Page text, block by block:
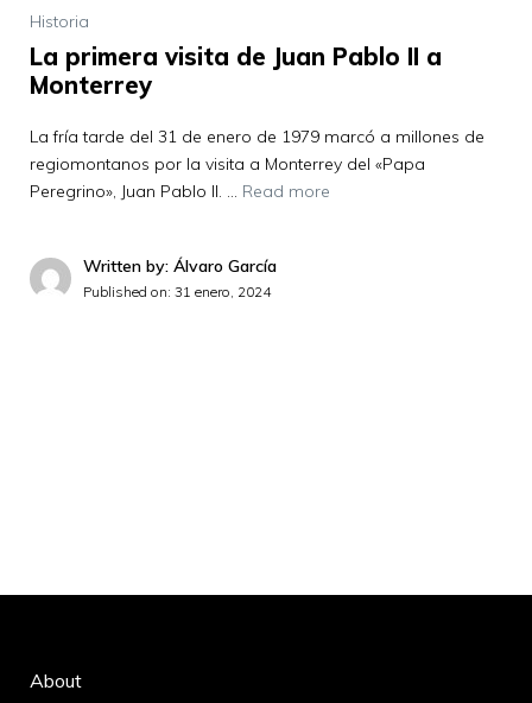
Historia
La primera visita de Juan Pablo II a
Monterrey
La fría tarde del 31 de enero de 1979 marcó a millones de
regiomontanos por la visita a Monterrey del «Papa
Peregrino», Juan Pablo II. … Read more
Written by: Álvaro García
Published on: 31 enero, 2024
About